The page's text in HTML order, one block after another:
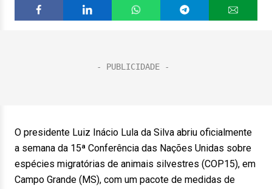
O presidente Luiz Inácio Lula da Silva abriu oficialmente
a semana da 15ª Conferência das Nações Unidas sobre
espécies migratórias de animais silvestres (COP15), em
Campo Grande (MS), com um pacote de medidas de